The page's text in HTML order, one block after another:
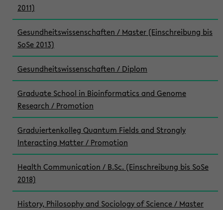
2011)
Gesundheitswissenschaften / Master (Einschreibung bis
SoSe 2013)
Gesundheitswissenschaften / Diplom
Graduate School in Bioinformatics and Genome
Research / Promotion
Graduiertenkolleg Quantum Fields and Strongly
Interacting Matter / Promotion
Health Communication / B.Sc. (Einschreibung bis SoSe
2018)
History, Philosophy and Sociology of Science / Master